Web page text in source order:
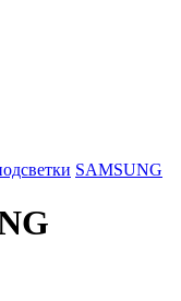
SAMSUNG